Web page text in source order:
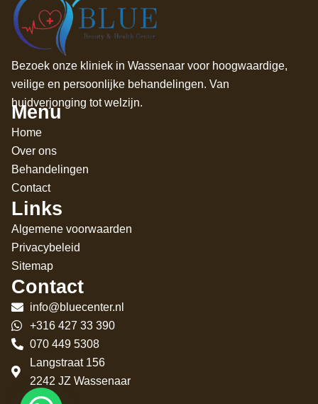
Bezoek onze kliniek in Wassenaar voor hoogwaardige,
veilige en persoonlijke behandelingen. Van
huidverjonging tot welzijn.
Menu
Home
Over ons
Behandelingen
Contact
Links
Algemene voorwaarden
Privacybeleid
Sitemap
Contact
info@bluecenter.nl
+316 427 33 390
070 449 5308
Langstraat 156
2242 JZ Wassenaar